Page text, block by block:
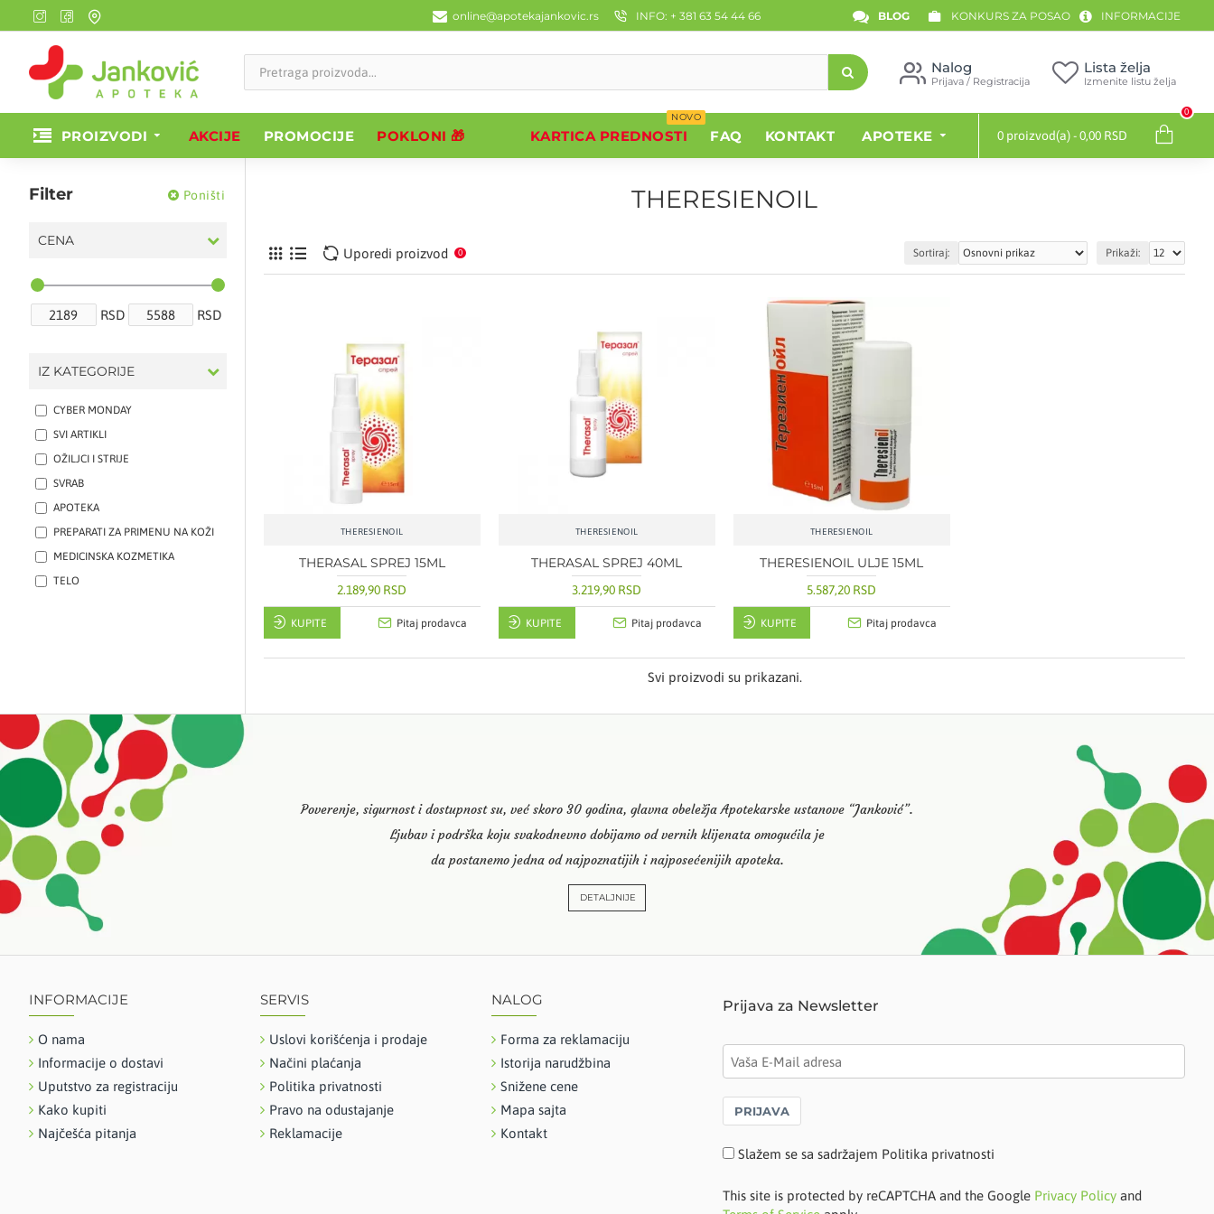
online@apotekajankovic.rs INFO: + 381 63 54 44 66 BLOG KONKURS ZA POSAO INFORMACIJE
Nalog
Prijava / Registracija
Lista želja
Izmenite listu želja
PROIZVODI AKCIJE PROMOCIJE POKLONI 🎁 KARTICA PREDNOSTI
NOVO
FAQ KONTAKT APOTEKE 0 proizvod(a) - 0,00 RSD
0
Filter Poništi
CENA
RSD RSD
IZ KATEGORIJE
CYBER MONDAY
SVI ARTIKLI
OŽILJCI I STRIJE
SVRAB
APOTEKA
PREPARATI ZA PRIMENU NA KOŽI
MEDICINSKA KOZMETIKA
TELO
THERESIENOIL
Uporedi proizvod 0 Sortiraj: Prikaži:
THERESIENOIL
THERASAL SPREJ 15ML
2.189,90 RSD
KUPITE Pitaj prodavca
THERESIENOIL
THERASAL SPREJ 40ML
3.219,90 RSD
KUPITE Pitaj prodavca
THERESIENOIL
THERESIENOIL ULJE 15ML
5.587,20 RSD
KUPITE Pitaj prodavca
Svi proizvodi su prikazani.
Poverenje, sigurnost i dostupnost su, već skoro 30 godina, glavna obeležja Apotekarske ustanove “Janković”.
Ljubav i podrška koju svakodnevno dobijamo od vernih klijenata omogućila je
da postanemo jedna od najpoznatijih i najposećenijih apoteka.
DETALJNIJE
INFORMACIJE
O nama
Informacije o dostavi
Uputstvo za registraciju
Kako kupiti
Najčešća pitanja
SERVIS
Uslovi korišćenja i prodaje
Načini plaćanja
Politika privatnosti
Pravo na odustajanje
Reklamacije
NALOG
Forma za reklamaciju
Istorija narudžbina
Snižene cene
Mapa sajta
Kontakt
Prijava za Newsletter
PRIJAVA
Slažem se sa sadržajem Politika privatnosti
This site is protected by reCAPTCHA and the Google Privacy Policy and